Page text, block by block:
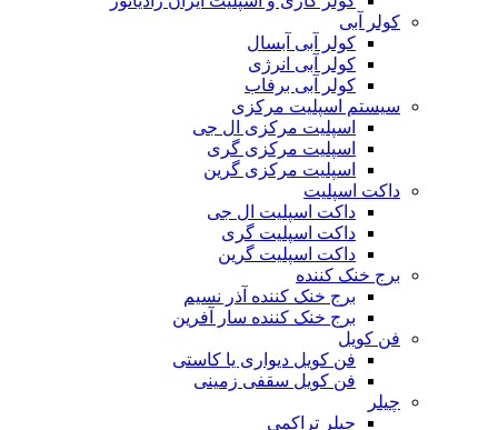
کولر آبی
کولر آبی آبسال
کولر آبی انرژی
کولر آبی برفاب
سیستم اسپلیت مرکزی
اسپلیت مرکزی ال جی
اسپلیت مرکزی گری
اسپلیت مرکزی گرین
داکت اسپلیت
داکت اسپلیت ال جی
داکت اسپلیت گری
داکت اسپلیت گرین
برج خنک کننده
برج خنک کننده آذر نسیم
برج خنک کننده سار آفرین
فن کویل
فن کویل دیواری یا کاستی
فن کویل سقفی زمینی
چیلر
چیلر تراکمی